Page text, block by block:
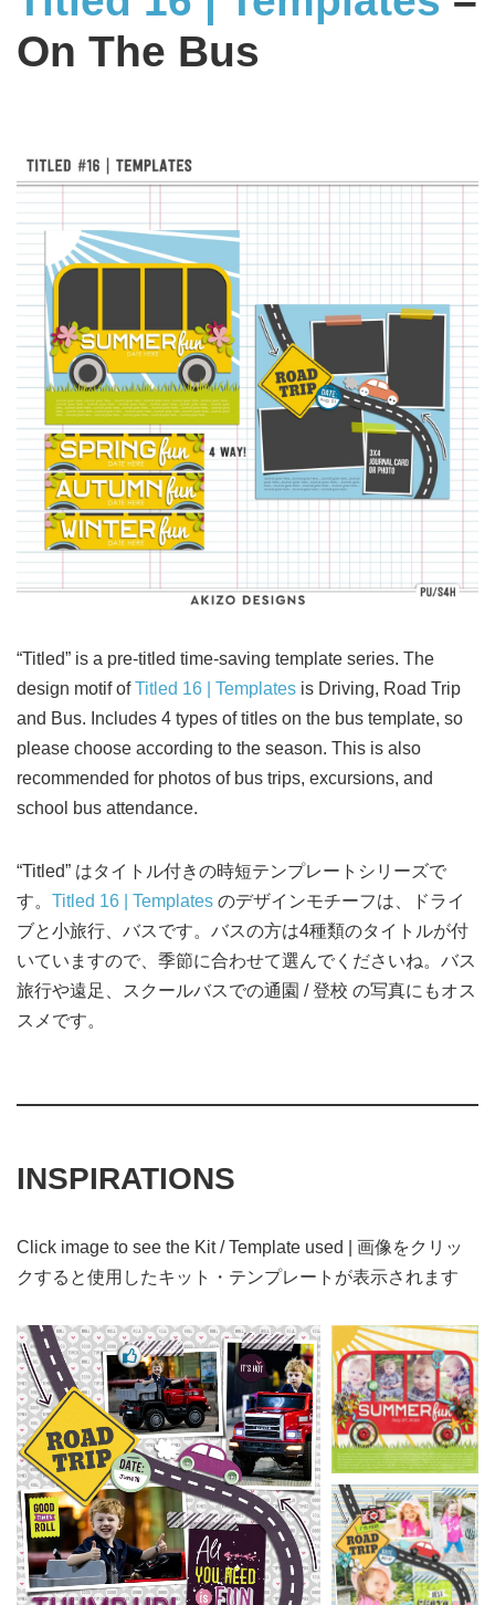
On The Bus
“Titled” is a pre-titled time-saving template series. The
design motif ofTitled 16 | Templates is Driving, Road Trip
and Bus. Includes 4 types of titles on the bus template, so
please choose according to the season. This is also
recommended for photos of bus trips, excursions, and
school bus attendance.
“Titled” はタイトル付きの時短テンプレートシリーズで
す。 Titled 16 | Templates のデザインモチーフは、ドライ
ブと小旅行、バスです。バスの方は4種類のタイトルが付
いていますので、季節に合わせて選んでくださいね。バス
旅行や遠足、スクールバスでの通園 / 登校 の写真にもオス
スメです。
INSPIRATIONS
Click image to see the Kit / Template used | 画像をクリッ
クすると使用したキット・テンプレートが表示されます